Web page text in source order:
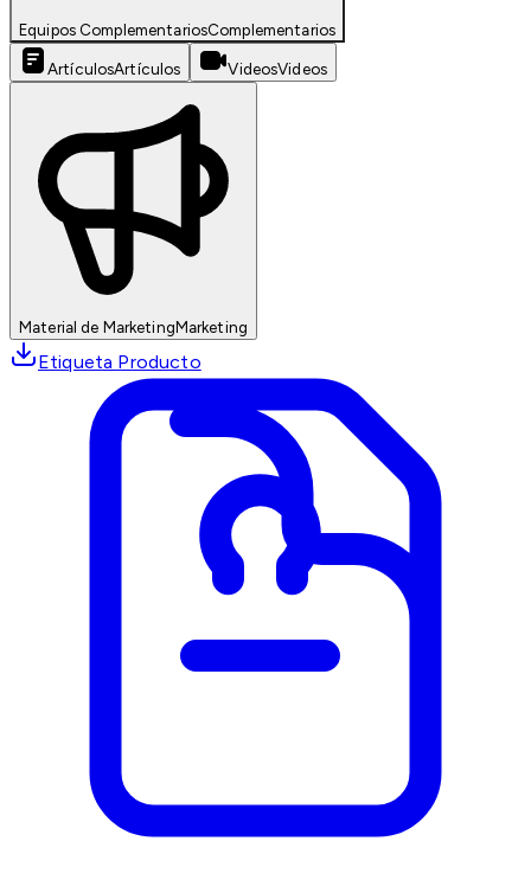
Equipos ComplementariosComplementarios
ArtículosArtículos VideosVideos
Material de MarketingMarketing
Etiqueta Producto